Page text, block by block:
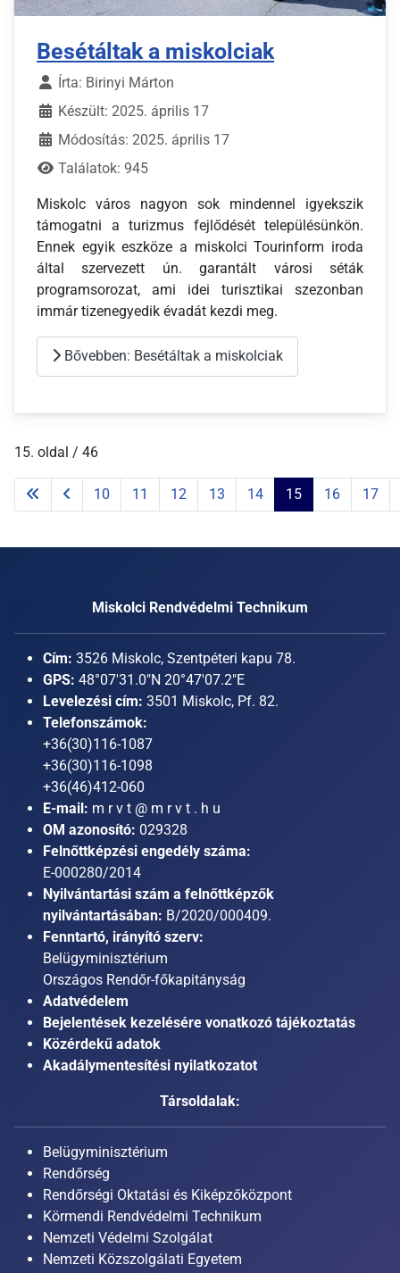
Besétáltak a miskolciak
Írta: Birinyi Márton
Készült: 2025. április 17
Módosítás: 2025. április 17
Találatok: 945
Miskolc város nagyon sok mindennel igyekszik
támogatni a turizmus fejlődését településünkön.
Ennek egyik eszköze a miskolci Tourinform iroda
által szervezett ún. garantált városi séták
programsorozat, ami idei turisztikai szezonban
immár tizenegyedik évadát kezdi meg.
Bővebben: Besétáltak a miskolciak
15. oldal / 46
10 11 12 13 14 15 16 17
Miskolci Rendvédelmi Technikum
Cím: 3526 Miskolc, Szentpéteri kapu 78.
GPS: 48°07'31.0"N 20°47'07.2"E
Levelezési cím: 3501 Miskolc, Pf. 82.
Telefonszámok:
+36(30)116-1087
+36(30)116-1098
+36(46)412-060
E-mail: m r v t @ m r v t . h u
OM azonosító: 029328
Felnőttképzési engedély száma:
E-000280/2014
Nyilvántartási szám a felnőttképzők
nyilvántartásában: B/2020/000409.
Fenntartó, irányító szerv:
Belügyminisztérium
Országos Rendőr-főkapitányság
Adatvédelem
Bejelentések kezelésére vonatkozó tájékoztatás
Közérdekű adatok
Akadálymentesítési nyilatkozatot
Társoldalak:
Belügyminisztérium
Rendőrség
Rendőrségi Oktatási és Kiképzőközpont
Körmendi Rendvédelmi Technikum
Nemzeti Védelmi Szolgálat
Nemzeti Közszolgálati Egyetem